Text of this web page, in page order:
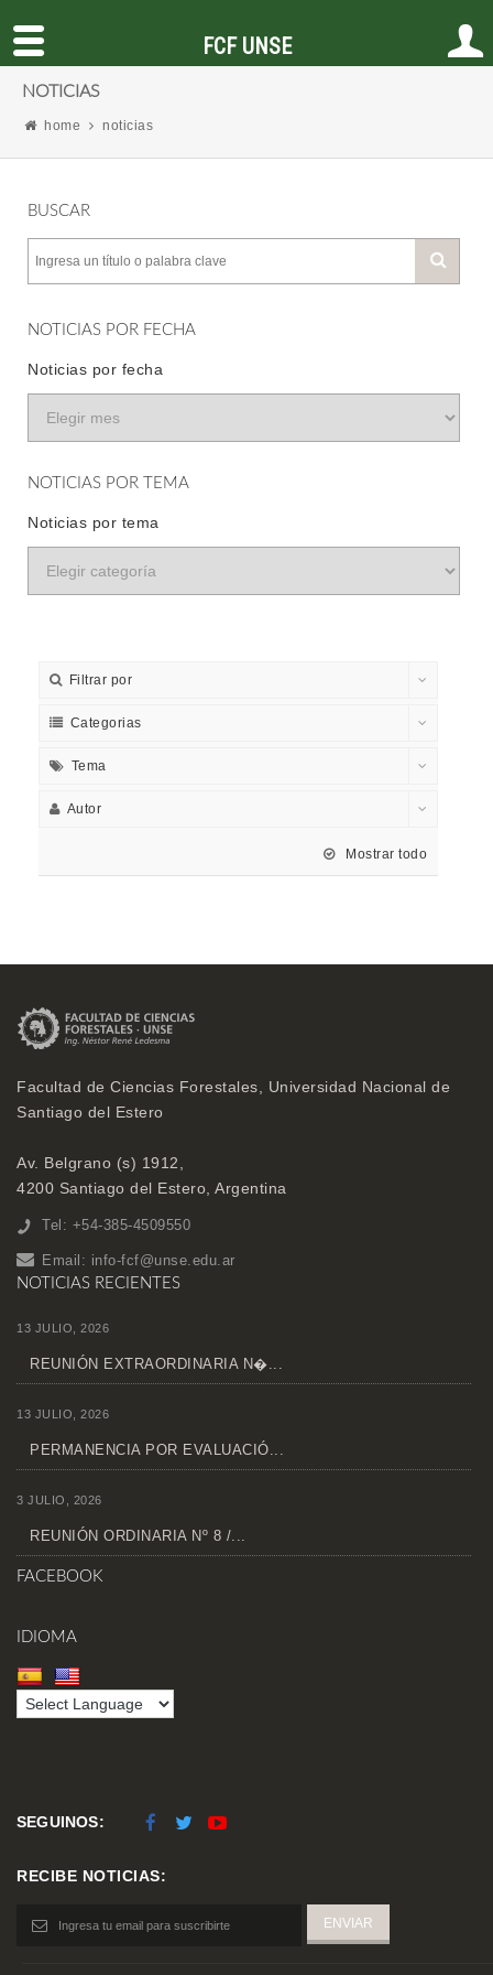
NOTICIAS
home noticias
BUSCAR
NOTICIAS POR FECHA
Noticias por fecha
NOTICIAS POR TEMA
Noticias por tema
Filtrar por
Categorias
Tema
Autor
Mostrar todo
Facultad de Ciencias Forestales, Universidad Nacional de
Santiago del Estero
Av. Belgrano (s) 1912,
4200 Santiago del Estero, Argentina
Tel: +54-385-4509550
Email: info-fcf@unse.edu.ar
NOTICIAS RECIENTES
13 JULIO, 2026
REUNIÓN EXTRAORDINARIA N�...
13 JULIO, 2026
PERMANENCIA POR EVALUACIÓ...
3 JULIO, 2026
REUNIÓN ORDINARIA Nº 8 /...
FACEBOOK
IDIOMA
SEGUINOS:
RECIBE NOTICIAS:
FCF UNSE